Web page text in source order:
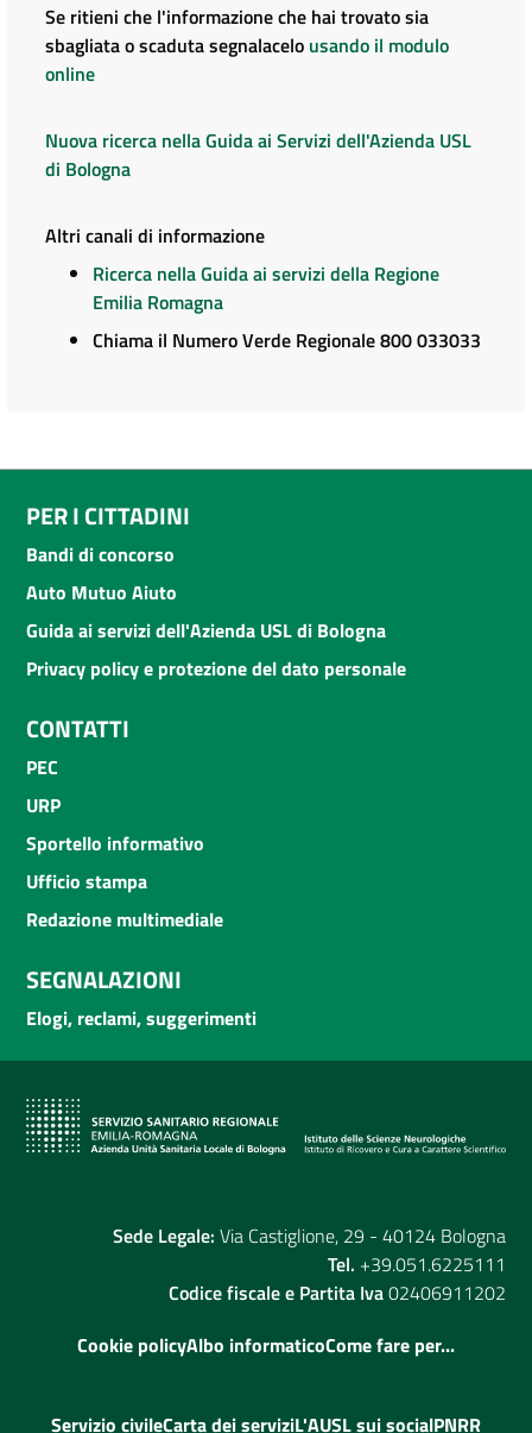
Se ritieni che l'informazione che hai trovato sia
sbagliata o scaduta segnalacelo usando il modulo
online
Nuova ricerca nella Guida ai Servizi dell'Azienda USL
di Bologna
Altri canali di informazione
Ricerca nella Guida ai servizi della Regione
Emilia Romagna
Chiama il Numero Verde Regionale 800 033033
PER I CITTADINI
Bandi di concorso
Auto Mutuo Aiuto
Guida ai servizi dell'Azienda USL di Bologna
Privacy policy e protezione del dato personale
CONTATTI
PEC
URP
Sportello informativo
Ufficio stampa
Redazione multimediale
SEGNALAZIONI
Elogi, reclami, suggerimenti
Sede Legale: Via Castiglione, 29 - 40124 Bologna
Tel. +39.051.6225111
Codice fiscale e Partita Iva02406911202
Cookie policyAlbo informaticoCome fare per...
Servizio civileCarta dei serviziL'AUSL sui socialPNRR